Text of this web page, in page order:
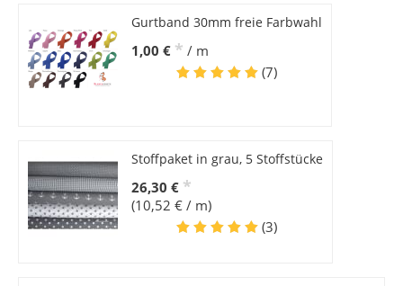
Gurtband 30mm freie Farbwahl
1,00 € * / m
(7)
Stoffpaket in grau, 5 Stoffstücke
26,30 € *
(10,52 € / m)
(3)